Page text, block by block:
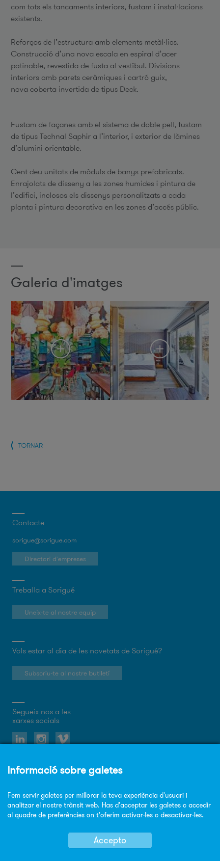
com tots els tancaments interiors, fustam i instal·lacions
existents.
Reforços de l’estructura amb elements metàl·lics.
Construcció d’una nova escala en espiral d’acer
patinable, revestida de fusta al vestíbul. Divisions
interiors amb parets ceràmiques i cartró guix,
nova coberta invertida de tipus Deck.
Fustam de façanes amb el sistema de doble pell, fustam
de tipus Technal Saphir a l’interior, i exterior de làmines
d’alumini orientable.
Cent deu unitats de mòduls de banys prefabricats.
Enrajolats de disseny a les zones humides i pintura de
l’edifici, inclosos els dissenys personalitzats a cada
planta i pintura decorativa en les zones d’accés públic.
Galeria d'imatges
TORNAR
Contacte
sorigue@sorigue.com
Directori d'empreses
Treballa a Sorigué
Uneix-te al nostre equip
Vols estar al dia de les novetats de Sorigué?
Subscriu-te al nostre butlletí
Segueix-nos a les
xarxes socials
Política de privacitat
Política de cookies